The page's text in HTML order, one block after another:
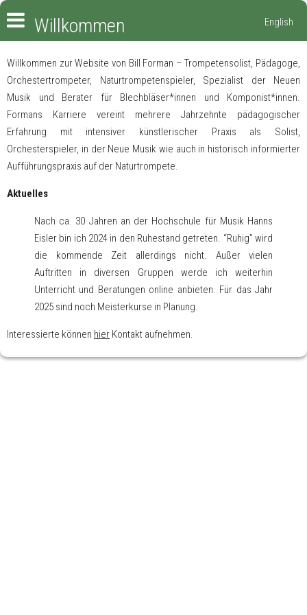
English
Willkommen
Willkommen zur Website von Bill Forman – Trompetensolist, Pädagoge,
Orchestertrompeter, Naturtrompetenspieler, Spezialist der Neuen
Musik und Berater für Blechbläser*innen und Komponist*innen.
Formans Karriere vereint mehrere Jahrzehnte pädagogischer
Erfahrung mit intensiver künstlerischer Praxis als Solist,
Orchesterspieler, in der Neue Musik wie auch in historisch informierter
Aufführungspraxis auf der Naturtrompete.
Aktuelles
Nach ca. 30 Jahren an der Hochschule für Musik Hanns
Eisler bin ich 2024 in den Ruhestand getreten. “Ruhig” wird
die kommende Zeit allerdings nicht. Außer vielen
Auftritten in diversen Gruppen werde ich weiterhin
Unterricht und Beratungen online anbieten. Für das Jahr
2025 sind noch Meisterkurse in Planung.
Interessierte können hier Kontakt aufnehmen.